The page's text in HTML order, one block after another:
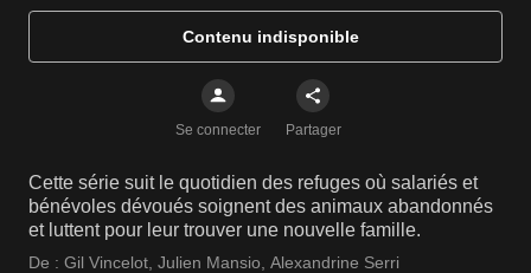
Contenu indisponible
Se connecter Partager
Cette série suit le quotidien des refuges où salariés et
bénévoles dévoués soignent des animaux abandonnés
et luttent pour leur trouver une nouvelle famille.
De : Gil Vincelot Julien Mansio Alexandrine Serri